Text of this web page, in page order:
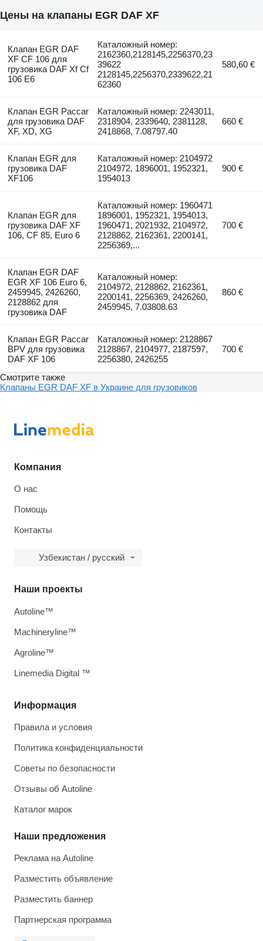
Цены на клапаны EGR DAF XF
Клапан EGR DAF
XF CF 106 для
грузовика DAF Xf Cf
106 E6
Каталожный номер:
2162360,2128145,2256370,23
39622
2128145,2256370,2339622,21
62360
580,60 €
Клапан EGR Paccar
для грузовика DAF
XF, XD, XG
Каталожный номер: 2243011,
2318904, 2339640, 2381128,
2418868, 7.08797.40
660 €
Клапан EGR для
грузовика DAF
XF106
Каталожный номер: 2104972
2104972, 1896001, 1952321,
1954013
900 €
Клапан EGR для
грузовика DAF XF
106, CF 85, Euro 6
Каталожный номер: 1960471
1896001, 1952321, 1954013,
1960471, 2021932, 2104972,
2128862, 2162361, 2200141,
2256369,...
700 €
Клапан EGR DAF
EGR XF 106 Euro 6,
2459945, 2426260,
2128862 для
грузовика DAF
Каталожный номер:
2104972, 2128862, 2162361,
2200141, 2256369, 2426260,
2459945, 7.03808.63
860 €
Клапан EGR Paccar
BPV для грузовика
DAF XF 106
Каталожный номер: 2128867
2128867, 2104977, 2187597,
2256380, 2426255
700 €
Смотрите также
Клапаны EGR DAF XF в Украине для грузовиков
Компания
О нас
Помощь
Контакты
Узбекистан / русский
Информация
Правила и условия
Политика конфиденциальности
Советы по безопасности
Отзывы об Autoline
Каталог марок
Наши предложения
Реклама на Autoline
Разместить объявление
Разместить баннер
Партнерская программа
Наши проекты
Autoline™
Machineryline™
Agroline™
Linemedia Digital ™